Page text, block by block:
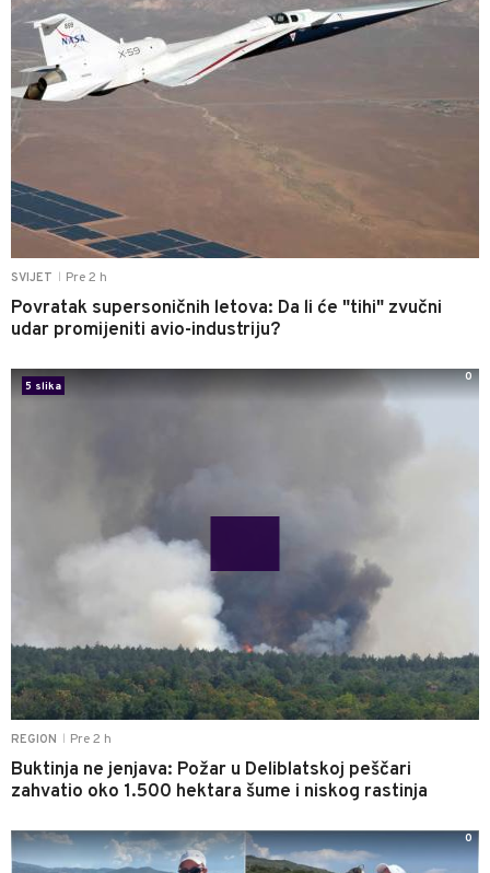
SVIJET Pre 2 h
Povratak supersoničnih letova: Da li će "tihi" zvučni
udar promijeniti avio-industriju?
REGION Pre 2 h
Buktinja ne jenjava: Požar u Deliblatskoj peščari
zahvatio oko 1.500 hektara šume i niskog rastinja
5 slika
0
0